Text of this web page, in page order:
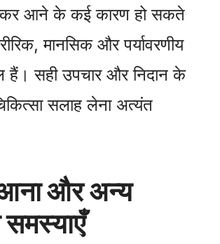
आने के कई कारण हो सकते
मानसिक और पर्यावरणीय
हैं। सही उपचार और निदान के
सलाह लेना अत्यंत
और अन्य
समस्याएँ